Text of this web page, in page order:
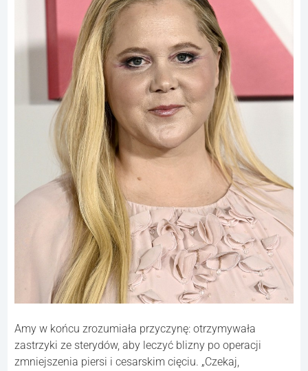
Amy w końcu zrozumiała przyczynę: otrzymywała
zastrzyki ze sterydów, aby leczyć blizny po operacji
zmniejszenia piersi i cesarskim cięciu. „Czekaj,